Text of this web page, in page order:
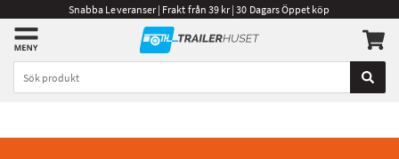
Snabba Leveranser | Frakt från 39 kr | 30 Dagars Öppet köp